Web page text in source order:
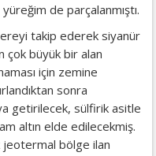
de parçalanmıştı.
takip ederek siyanür
çok büyük bir alan
için zemine
sonra
getirilecek, sülfirik asitle
altın elde edilecekmiş.
jeotermal bölge ilan